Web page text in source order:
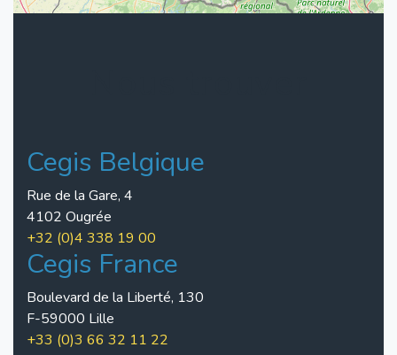
Cegis Belgique
Rue de la Gare, 4
4102 Ougrée
+32 (0)4 338 19 00
Cegis France
Boulevard de la Liberté, 130
F-59000 Lille
+33 (0)3 66 32 11 22